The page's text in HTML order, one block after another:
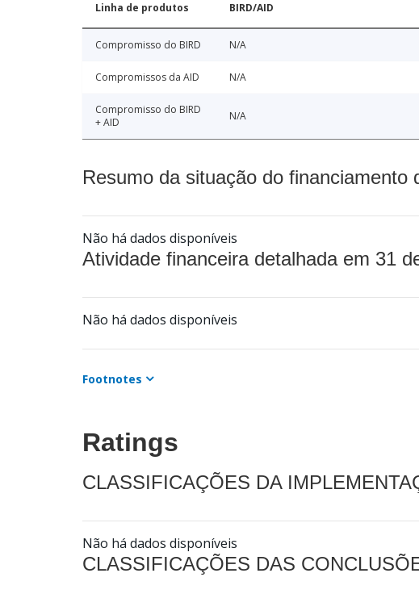
Linha de produtos BIRD/AID
Compromisso do BIRD N/A
Compromissos da AID N/A
Compromisso do BIRD
+ AID
N/A
Resumo da situação do
Não há dados disponíveis
Atividade financeira detalhada em 31
Não há dados disponíveis
Footnotes
Ratings
CLASSIFICAÇÕES DA
Não há dados disponíveis
CLASSIFICAÇÕES DAS